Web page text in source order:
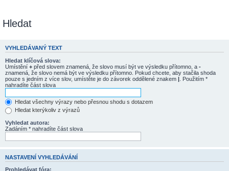
Hledat
VYHLEDÁVANÝ TEXT
Hledat klíčová slova:
Umístění + před slovem znamená, že slovo musí být ve výsledku přítomno, a -
znamená, že slovo nemá být ve výsledku přítomno. Pokud chcete, aby stačila shoda
pouze s jedním z více slov, umístěte je do závorek oddělené znakem | . Použitím *
nahradíte část slova
Hledat všechny výrazy nebo přesnou shodu s dotazem
Hledat kterýkoliv z výrazů
Vyhledat autora:
Zadáním * nahradíte část slova
NASTAVENÍ VYHLEDÁVÁNÍ
Prohledávat fóra: